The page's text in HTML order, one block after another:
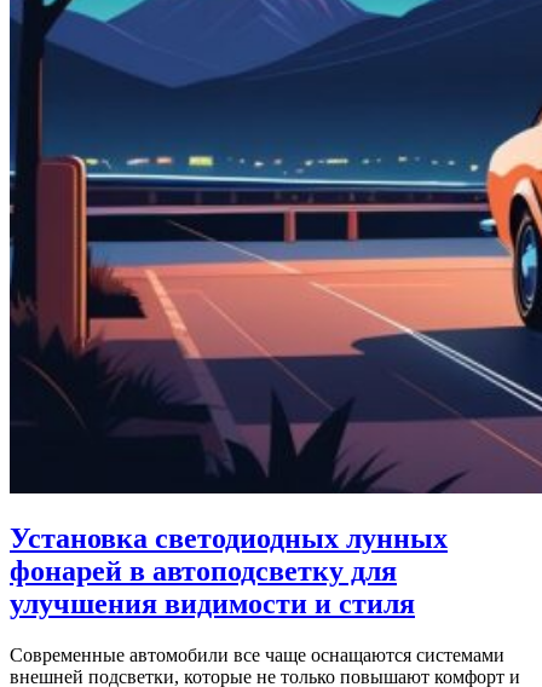
Установка светодиодных лунных
фонарей в автоподсветку для
улучшения видимости и стиля
Современные автомобили все чаще оснащаются системами
внешней подсветки, которые не только повышают комфорт и